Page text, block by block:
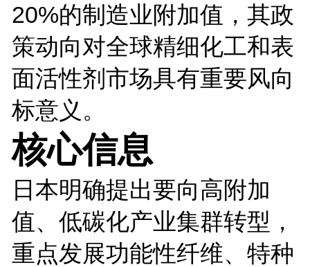
20%的制造业附加值，其政
策动向对全球精细化工和表
面活性剂市场具有重要风向
标意义。
核心信息
日本明确提出要向高附加
值、低碳化产业集群转型，
重点发展功能性纤维、特种